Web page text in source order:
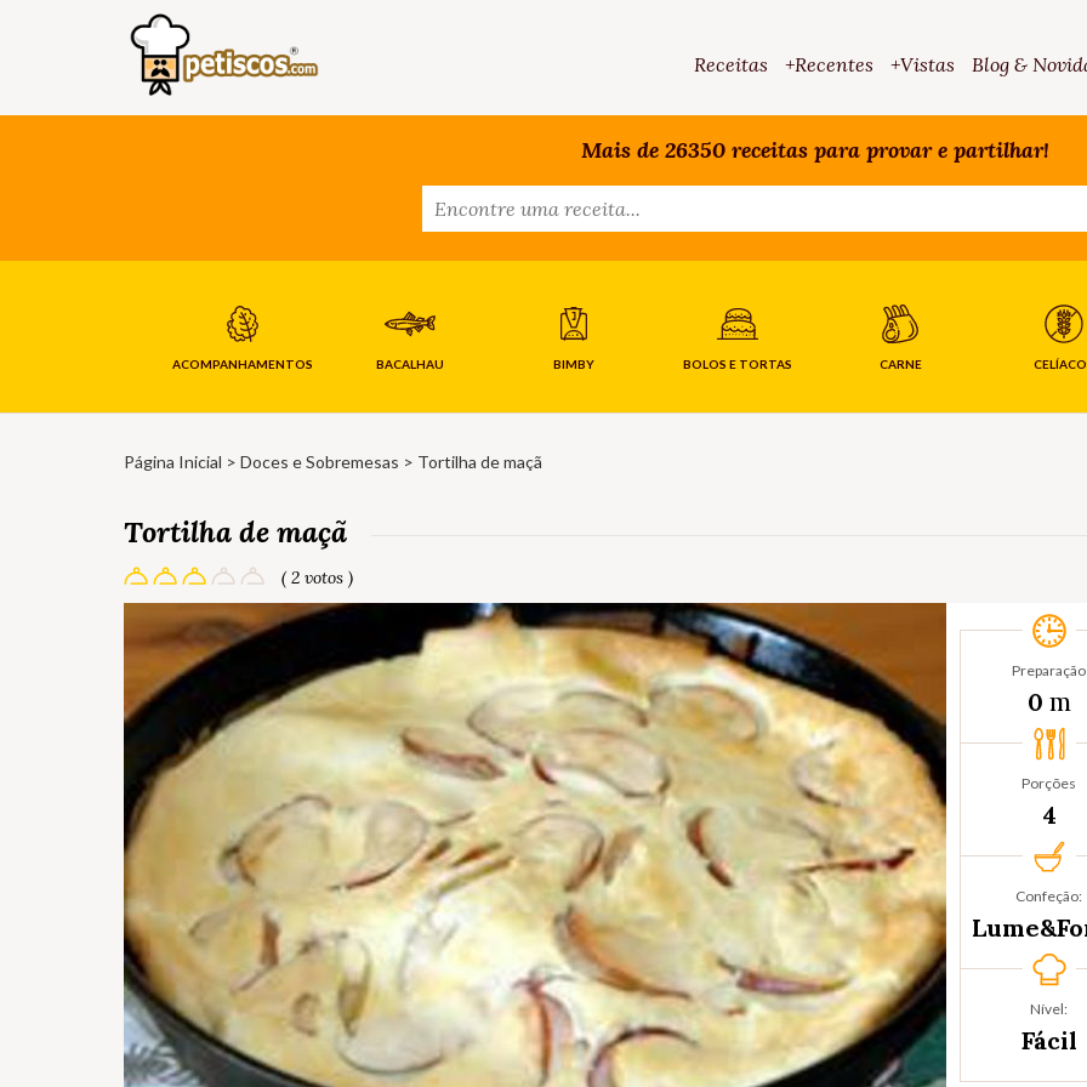
Receitas +Recentes +Vistas Blog &
Mais de 26350 receitas para provar e partilhar!
ACOMPANHAMENTOS BACALHAU BIMBY BOLOS E TORTAS CARNE
Página Inicial > Doces e Sobremesas > Tortilha de maçã
Tortilha de maçã
( 2 votos )
Preparação
0 m
Porções
4
Confeção:
Nível:
Fácil